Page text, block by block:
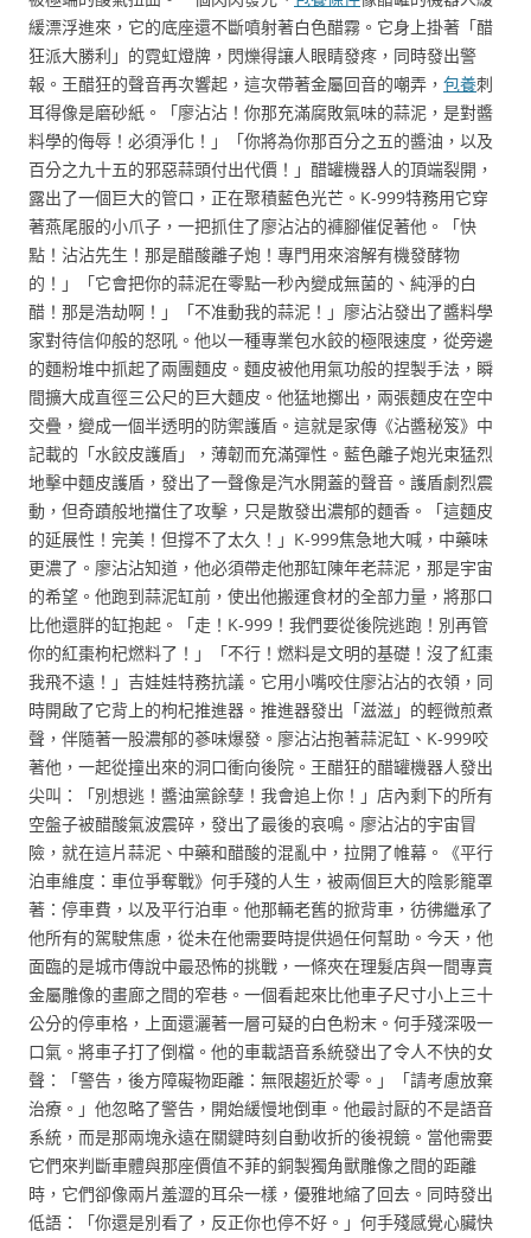
緩漂浮進來，它的底座還不斷噴射著白色醋霧。它身上掛著「醋
狂派大勝利」的霓虹燈牌，閃爍得讓人眼睛發疼，同時發出警
報。王醋狂的聲音再次響起，這次帶著金屬回音的嘲弄， 包養刺
耳得像是磨砂紙。「廖沾沾！你那充滿腐敗氣味的蒜泥，是對醬
料學的侮辱！必須淨化！」「你將為你那百分之五的醬油，以及
百分之九十五的邪惡蒜頭付出代價！」醋罐機器人的頂端裂開，
露出了一個巨大的管口，正在聚積藍色光芒。K-999特務用它穿
著燕尾服的小爪子，一把抓住了廖沾沾的褲腳催促著他。「快
點！沾沾先生！那是醋酸離子炮！專門用來溶解有機發酵物
的！」「它會把你的蒜泥在零點一秒內變成無菌的、純淨的白
醋！那是浩劫啊！」「不准動我的蒜泥！」廖沾沾發出了醬料學
家對待信仰般的怒吼。他以一種專業包水餃的極限速度，從旁邊
的麵粉堆中抓起了兩團麵皮。麵皮被他用氣功般的捏製手法，瞬
間擴大成直徑三公尺的巨大麵皮。他猛地擲出，兩張麵皮在空中
交疊，變成一個半透明的防禦護盾。這就是家傳《沾醬秘笈》中
記載的「水餃皮護盾」，薄韌而充滿彈性。藍色離子炮光束猛烈
地擊中麵皮護盾，發出了一聲像是汽水開蓋的聲音。護盾劇烈震
動，但奇蹟般地擋住了攻擊，只是散發出濃郁的麵香。「這麵皮
的延展性！完美！但撐不了太久！」K-999焦急地大喊，中藥味
更濃了。廖沾沾知道，他必須帶走他那缸陳年老蒜泥，那是宇宙
的希望。他跑到蒜泥缸前，使出他搬運食材的全部力量，將那口
比他還胖的缸抱起。「走！K-999！我們要從後院逃跑！別再管
你的紅棗枸杞燃料了！」「不行！燃料是文明的基礎！沒了紅棗
我飛不遠！」吉娃娃特務抗議。它用小嘴咬住廖沾沾的衣領，同
時開啟了它背上的枸杞推進器。推進器發出「滋滋」的輕微煎煮
聲，伴隨著一股濃郁的蔘味爆發。廖沾沾抱著蒜泥缸、K-999咬
著他，一起從撞出來的洞口衝向後院。王醋狂的醋罐機器人發出
尖叫：「別想逃！醬油黨餘孽！我會追上你！」店內剩下的所有
空盤子被醋酸氣波震碎，發出了最後的哀鳴。廖沾沾的宇宙冒
險，就在這片蒜泥、中藥和醋酸的混亂中，拉開了帷幕。《平行
泊車維度：車位爭奪戰》何手殘的人生，被兩個巨大的陰影籠罩
著：停車費，以及平行泊車。他那輛老舊的掀背車，彷彿繼承了
他所有的駕駛焦慮，從未在他需要時提供過任何幫助。今天，他
面臨的是城市傳說中最恐怖的挑戰，一條夾在理髮店與一間專賣
金屬雕像的畫廊之間的窄巷。一個看起來比他車子尺寸小上三十
公分的停車格，上面還灑著一層可疑的白色粉末。何手殘深吸一
口氣。將車子打了倒檔。他的車載語音系統發出了令人不快的女
聲：「警告，後方障礙物距離：無限趨近於零。」「請考慮放棄
治療。」他忽略了警告，開始緩慢地倒車。他最討厭的不是語音
系統，而是那兩塊永遠在關鍵時刻自動收折的後視鏡。當他需要
它們來判斷車體與那座價值不菲的銅製獨角獸雕像之間的距離
時，它們卻像兩片羞澀的耳朵一樣，優雅地縮了回去。同時發出
低語：「你還是別看了，反正你也停不好。」何手殘感覺心臟快